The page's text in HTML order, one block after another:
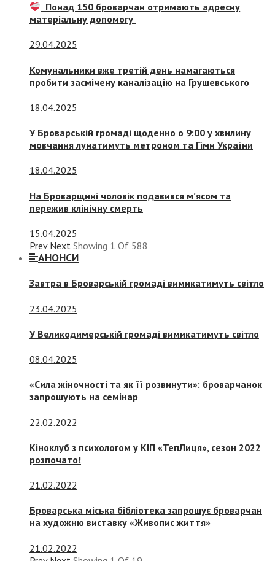
Понад 150 броварчан отримають адресну
матеріальну допомогу
29.04.2025
Комунальники вже третій день намагаються
пробити засмічену каналізацію на Грушевського
18.04.2025
У Броварській громаді щоденно о 9:00 у хвилину
мовчання лунатимуть метроном та Гімн України
18.04.2025
На Броварщині чоловік подавився м’ясом та
пережив клінічну смерть
15.04.2025
Prev Next Showing 1 Of 588
АНОНСИ
Завтра в Броварській громаді вимикатимуть світло
23.04.2025
У Великодимерській громаді вимикатимуть світло
08.04.2025
«Сила жіночності та як її розвинути»: броварчанок
запрошують на семінар
22.02.2022
Кіноклуб з психологом у КІП «ТепЛиця», сезон 2022
розпочато!
21.02.2022
Броварська міська бібліотека запрошує броварчан
на художню виставку «Живопис життя»
21.02.2022